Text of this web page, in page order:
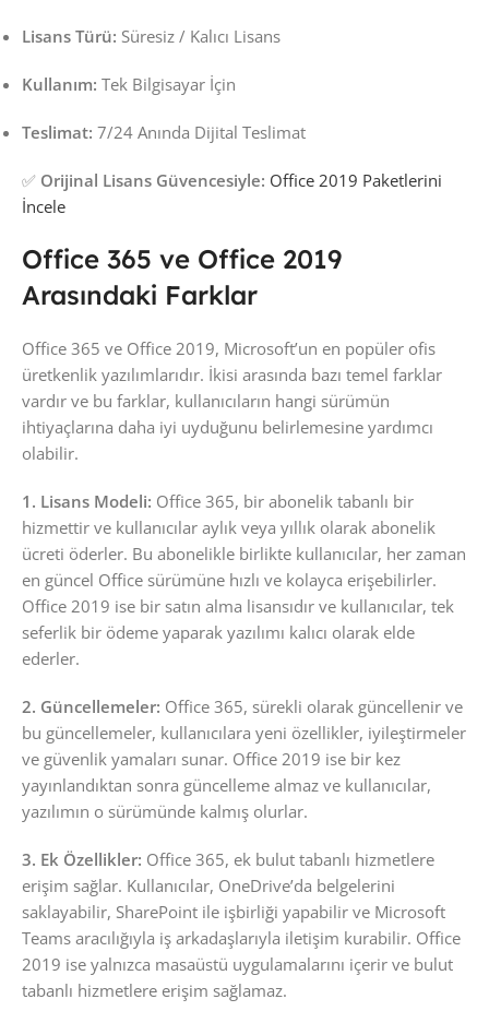
Lisans Türü: Süresiz / Kalıcı Lisans
Kullanım: Tek Bilgisayar İçin
Teslimat: 7/24 Anında Dijital Teslimat
✅ Orijinal Lisans Güvencesiyle: Office 2019 Paketlerini
İncele
Office 365 ve Office 2019
Arasındaki Farklar
Office 365 ve Office 2019, Microsoft’un en popüler ofis
üretkenlik yazılımlarıdır. İkisi arasında bazı temel farklar
vardır ve bu farklar, kullanıcıların hangi sürümün
ihtiyaçlarına daha iyi uyduğunu belirlemesine yardımcı
olabilir.
1. Lisans Modeli: Office 365, bir abonelik tabanlı bir
hizmettir ve kullanıcılar aylık veya yıllık olarak abonelik
ücreti öderler. Bu abonelikle birlikte kullanıcılar, her zaman
en güncel Office sürümüne hızlı ve kolayca erişebilirler.
Office 2019 ise bir satın alma lisansıdır ve kullanıcılar, tek
seferlik bir ödeme yaparak yazılımı kalıcı olarak elde
ederler.
2. Güncellemeler: Office 365, sürekli olarak güncellenir ve
bu güncellemeler, kullanıcılara yeni özellikler, iyileştirmeler
ve güvenlik yamaları sunar. Office 2019 ise bir kez
yayınlandıktan sonra güncelleme almaz ve kullanıcılar,
yazılımın o sürümünde kalmış olurlar.
3. Ek Özellikler: Office 365, ek bulut tabanlı hizmetlere
erişim sağlar. Kullanıcılar, OneDrive’da belgelerini
saklayabilir, SharePoint ile işbirliği yapabilir ve Microsoft
Teams aracılığıyla iş arkadaşlarıyla iletişim kurabilir. Office
2019 ise yalnızca masaüstü uygulamalarını içerir ve bulut
tabanlı hizmetlere erişim sağlamaz.